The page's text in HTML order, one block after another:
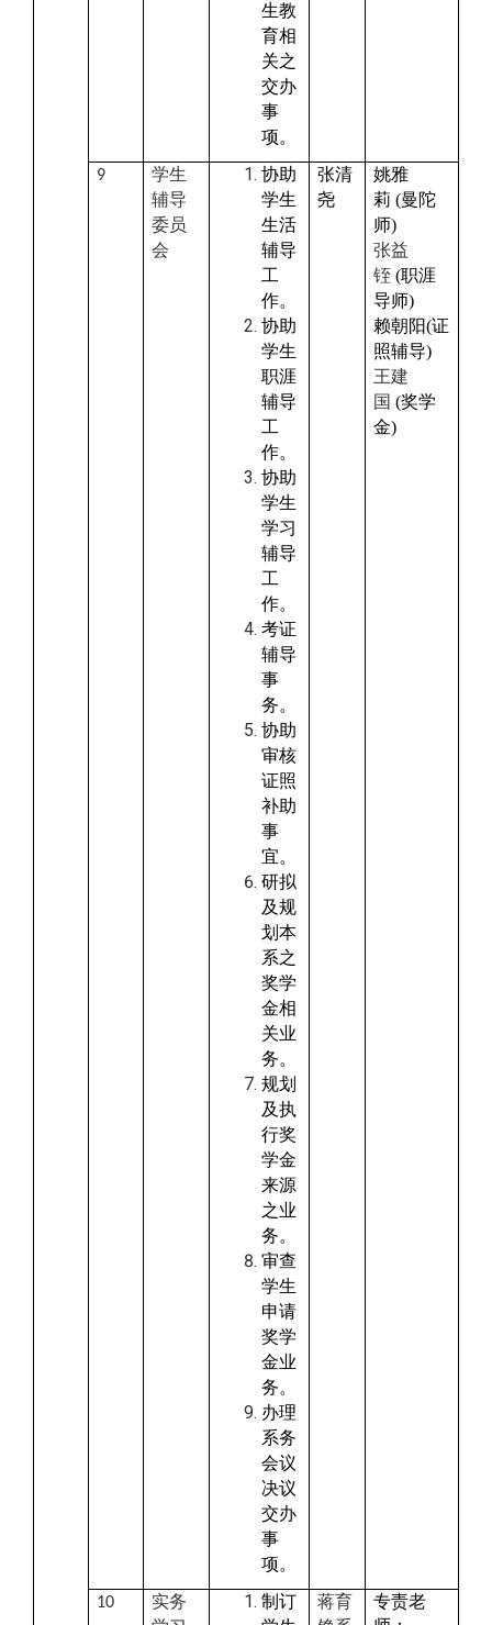
生教
育相
关之
交办
事
项。
9
学生
辅导
委员
会
协助
学生
生活
辅导
工
作。
协助
学生
职涯
辅导
工
作。
协助
学生
学习
辅导
工
作。
考证
辅导
事
务。
协助
审核
证照
补助
事
宜。
研拟
及规
划本
系之
奖学
金相
关业
务。
规划
及执
行奖
学金
来源
之业
务。
审查
学生
申请
奖学
金业
务。
办理
系务
会议
决议
交办
事
项。
张清
尧
姚雅
莉 (曼陀
师)
张益
铚 (职涯
导师)
赖朝阳(证
照辅导)
王建
国 (奖学
金)
10
实务
制订
蒋育
专责老